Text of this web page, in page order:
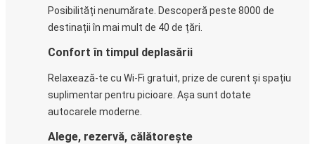
Posibilități nenumărate. Descoperă peste 8000 de
destinații în mai mult de 40 de țări.
Confort în timpul deplasării
Relaxează-te cu Wi-Fi gratuit, prize de curent și spațiu
suplimentar pentru picioare. Așa sunt dotate
autocarele moderne.
Alege, rezervă, călătorește